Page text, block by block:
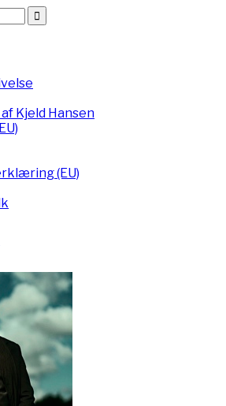
Kjeld Hansen
(EU)